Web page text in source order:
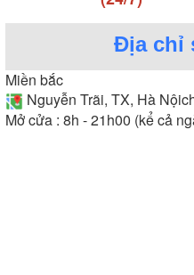
Địa chỉ
Miền bắc
Nguyễn Trãi, TX, Hà Nội
Mở cửa : 8h - 21h00 (kể cả